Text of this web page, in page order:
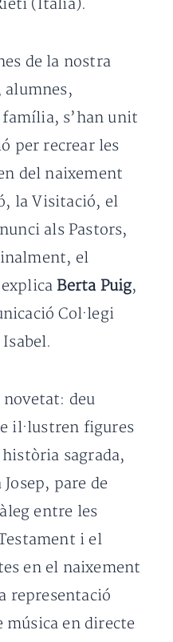
(Itàlia).
de la nostra
alumnes,
s’han unit
per recrear les
del naixement
la Visitació, el
als Pastors,
el
Berta Puig,
Col·legi
novetat: deu
il·lustren figures
sagrada,
pare de
entre les
i el
en el naixement
representació
música en directe